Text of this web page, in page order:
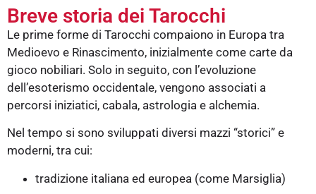
Breve storia dei Tarocchi
Le prime forme di Tarocchi compaiono in Europa tra
Medioevo e Rinascimento, inizialmente come carte da
gioco nobiliari. Solo in seguito, con l’evoluzione
dell’esoterismo occidentale, vengono associati a
percorsi iniziatici, cabala, astrologia e alchemia.
Nel tempo si sono sviluppati diversi mazzi “storici” e
moderni, tra cui:
tradizione italiana ed europea (come Marsiglia)